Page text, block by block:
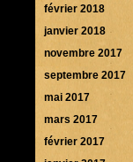
février 2018
janvier 2018
novembre 2017
septembre 2017
mai 2017
mars 2017
février 2017